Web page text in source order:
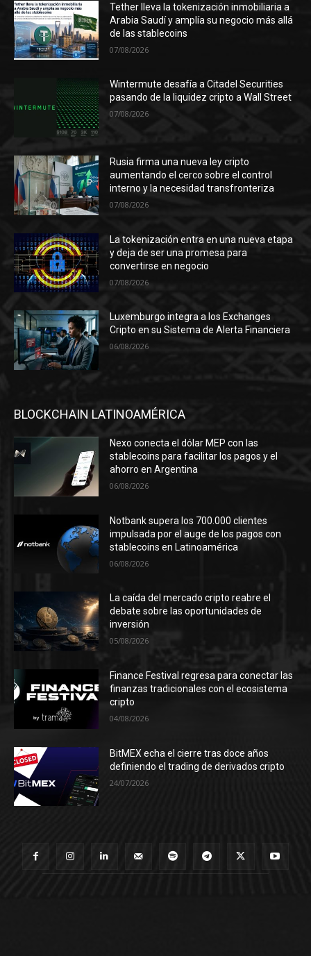
Tether lleva la tokenización inmobiliaria a
Arabia Saudí y amplía su negocio más allá
de las stablecoins
07/08/2026
Wintermute desafía a Citadel Securities
pasando de la liquidez cripto a Wall Street
07/08/2026
Rusia firma una nueva ley cripto
aumentando el cerco sobre el control
interno y la necesidad transfronteriza
07/08/2026
La tokenización entra en una nueva etapa
y deja de ser una promesa para
convertirse en negocio
07/08/2026
Luxemburgo integra a los Exchanges
Cripto en su Sistema de Alerta Financiera
06/08/2026
BLOCKCHAIN LATINOAMÉRICA
Nexo conecta el dólar MEP con las
stablecoins para facilitar los pagos y el
ahorro en Argentina
06/08/2026
Notbank supera los 700.000 clientes
impulsada por el auge de los pagos con
stablecoins en Latinoamérica
06/08/2026
La caída del mercado cripto reabre el
debate sobre las oportunidades de
inversión
05/08/2026
Finance Festival regresa para conectar las
finanzas tradicionales con el ecosistema
cripto
04/08/2026
BitMEX echa el cierre tras doce años
definiendo el trading de derivados cripto
24/07/2026